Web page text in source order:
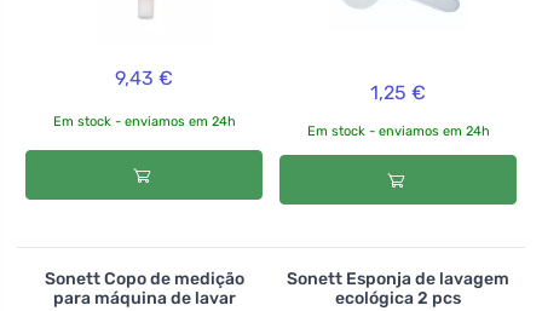
9,43 €
Em stock - enviamos em 24h
1,25 €
Em stock - enviamos em 24h
Sonett Copo de medição
para máquina de lavar
Sonett Esponja de lavagem
ecológica 2 pcs